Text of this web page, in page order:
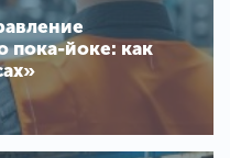
пока-йоке: как